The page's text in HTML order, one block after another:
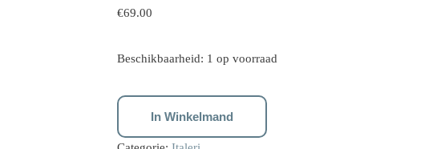
€69.00
Beschikbaarheid: 1 op voorraad
Iveco
1:24
In Winkelmand